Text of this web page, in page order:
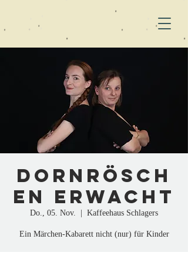
Dornrösch
en erwacht
Do., 05. Nov. Kaffeehaus Schlagers
Ein Märchen-Kabarett nicht (nur) für Kinder